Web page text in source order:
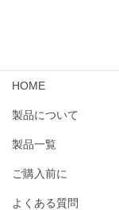
HOME
製品について
製品一覧
ご購入前に
よくある質問